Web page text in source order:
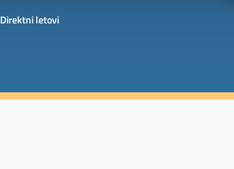
Direktni letovi